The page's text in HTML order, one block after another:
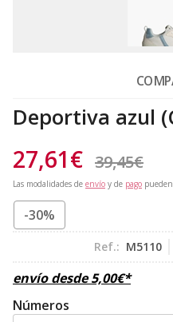
Deportiva azul
27,61€ 39,45€
Las modalidades de envío y de pago
-30%
Ref.: M5110
envío desde5,00€*
Números